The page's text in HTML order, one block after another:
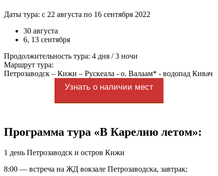
Даты тура: с 22 августа по 16 сентября 2022
30 августа
6, 13 сентября
Продолжительность тура: 4 дня / 3 ночи
Маршрут тура:
Петрозаводск – Кижи – Рускеала - о. Валаам* - водопад Кивач
Узнать о наличии мест
Программа тура «В Карелию летом»:
1 день Петрозаводск и остров Кижи
8:00 — встреча на ЖД вокзале Петрозаводска, завтрак;